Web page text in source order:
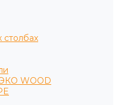
столбах
WOOD